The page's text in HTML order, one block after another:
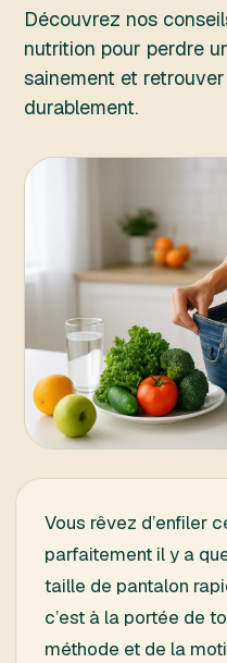
Découvrez nos
nutrition pour perdre
sainement et
durablement.
Vous rêvez d’enfiler
parfaitement il y a
taille de pantalon
c’est à la portée de
méthode et de la